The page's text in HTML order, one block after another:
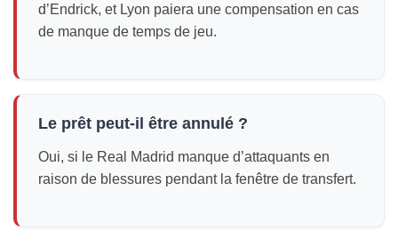
d’Endrick, et Lyon paiera une compensation en cas
de manque de temps de jeu.
Le prêt peut-il être annulé ?
Oui, si le Real Madrid manque d’attaquants en
raison de blessures pendant la fenêtre de transfert.